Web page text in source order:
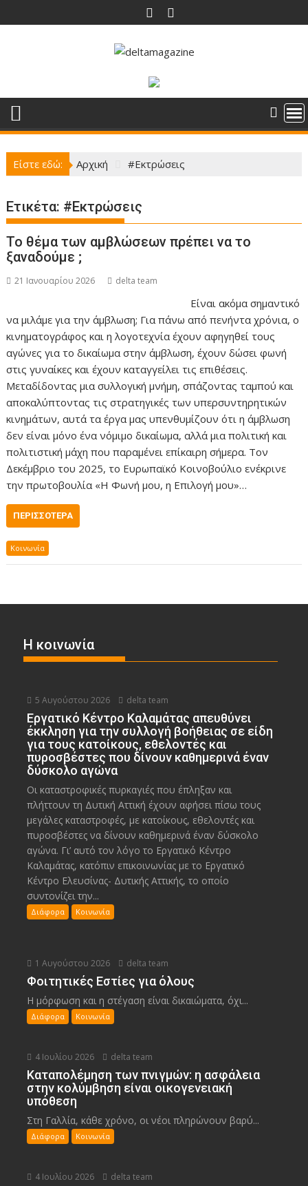
στο
Είστε εδώ: Αρχική #Εκτρώσεις
Ετικέτα: #Εκτρώσεις
Το θέμα των αμβλώσεων πρέπει να το
ξαναδούμε ;
21 Ιανουαρίου 2026 delta team
Είναι ακόμα σημαντικό
να μιλάμε για την άμβλωση; Για πάνω από πενήντα χρόνια, ο
κινηματογράφος και η λογοτεχνία έχουν αφηγηθεί τους
αγώνες για το δικαίωμα στην άμβλωση, έχουν δώσει φωνή
στις γυναίκες και έχουν καταγγείλει τις επιθέσεις.
Μεταδίδοντας μια συλλογική μνήμη, σπάζοντας ταμπού και
αποκαλύπτοντας τις στρατηγικές των υπερσυντηρητικών
κινημάτων, αυτά τα έργα μας υπενθυμίζουν ότι η άμβλωση
δεν είναι μόνο ένα νόμιμο δικαίωμα, αλλά μια πολιτική και
πολιτιστική μάχη που παραμένει επίκαιρη σήμερα. Τον
Δεκέμβριο του 2025, το Ευρωπαϊκό Κοινοβούλιο ενέκρινε
την πρωτοβουλία «Η Φωνή μου, η Επιλογή μου»…
ΠΕΡΙΣΣΌΤΕΡΑ
Κοινωνία
Η κοινωνία
5 Αυγούστου 2026 delta team
Εργατικό Κέντρο Καλαμάτας απευθύνει
έκκληση για την συλλογή βοήθειας σε είδη
για τους κατοίκους, εθελοντές και
πυροσβέστες που δίνουν καθημερινά έναν
δύσκολο αγώνα
Οι καταστροφικές πυρκαγιές που έπληξαν και
πλήττουν τη Δυτική Αττική έχουν αφήσει πίσω τους
μεγάλες καταστροφές, με κατοίκους, εθελοντές και
πυροσβέστες να δίνουν καθημερινά έναν δύσκολο
αγώνα. Γι’ αυτό τον λόγο το Εργατικό Κέντρο
Καλαμάτας, κατόπιν επικοινωνίας με το Εργατικό
Κέντρο Ελευσίνας- Δυτικής Αττικής, το οποίο
συντονίζει την...
Διάφορα Κοινωνία
1 Αυγούστου 2026 delta team
Φοιτητικές Εστίες για όλους
Η μόρφωση και η στέγαση είναι δικαιώματα, όχι...
Διάφορα Κοινωνία
4 Ιουλίου 2026 delta team
Καταπολέμηση των πνιγμών: η ασφάλεια
στην κολύμβηση είναι οικογενειακή
υπόθεση
Στη Γαλλία, κάθε χρόνο, οι νέοι πληρώνουν βαρύ...
Διάφορα Κοινωνία
4 Ιουλίου 2026 delta team